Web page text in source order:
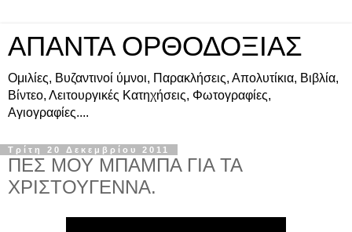
ΑΠΑΝΤΑ ΟΡΘΟΔΟΞΙΑΣ
Ομιλίες, Βυζαντινοί ύμνοι, Παρακλήσεις, Απολυτίκια, Βιβλία,
Βίντεο, Λειτουργικές Κατηχήσεις, Φωτογραφίες,
Αγιογραφίες....
Τρίτη 20 Δεκεμβρίου 2011
ΠΕΣ ΜΟΥ ΜΠΑΜΠΑ ΓΙΑ ΤΑ
ΧΡΙΣΤΟΥΓΕΝΝΑ.